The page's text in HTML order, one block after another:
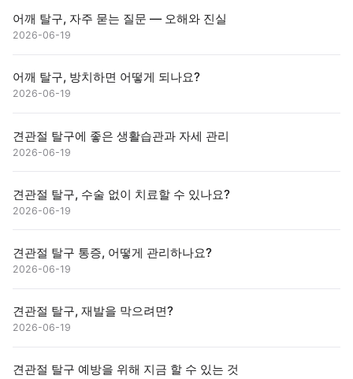
어깨 탈구, 자주 묻는 질문 — 오해와 진실
2026-06-19
어깨 탈구, 방치하면 어떻게 되나요?
2026-06-19
견관절 탈구에 좋은 생활습관과 자세 관리
2026-06-19
견관절 탈구, 수술 없이 치료할 수 있나요?
2026-06-19
견관절 탈구 통증, 어떻게 관리하나요?
2026-06-19
견관절 탈구, 재발을 막으려면?
2026-06-19
견관절 탈구 예방을 위해 지금 할 수 있는 것